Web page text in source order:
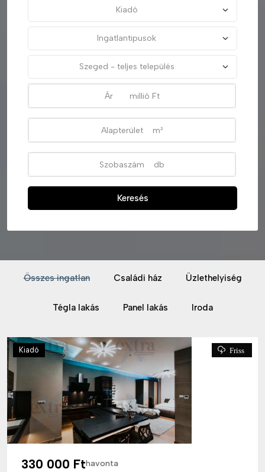
Keresés
Összes ingatlan Családi ház Üzlethelyiség
Tégla lakás Panel lakás Iroda
Kiadó Friss
330 000 Fthavonta